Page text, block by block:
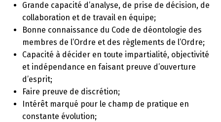
Grande capacité d’analyse, de prise de décision, de
collaboration et de travail en équipe;
Bonne connaissance du Code de déontologie des
membres de l’Ordre et des règlements de l’Ordre;
Capacité à décider en toute impartialité, objectivité
et indépendance en faisant preuve d’ouverture
d’esprit;
Faire preuve de discrétion;
Intérêt marqué pour le champ de pratique en
constante évolution;